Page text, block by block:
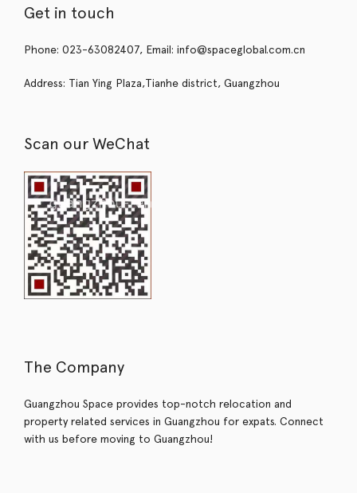
Get in touch
Phone: 023-63082407, Email: info@spaceglobal.com.cn
Address: Tian Ying Plaza,Tianhe district, Guangzhou
Scan our WeChat
The Company
Guangzhou Space provides top-notch relocation and
property related services in Guangzhou for expats. Connect
with us before moving to Guangzhou!